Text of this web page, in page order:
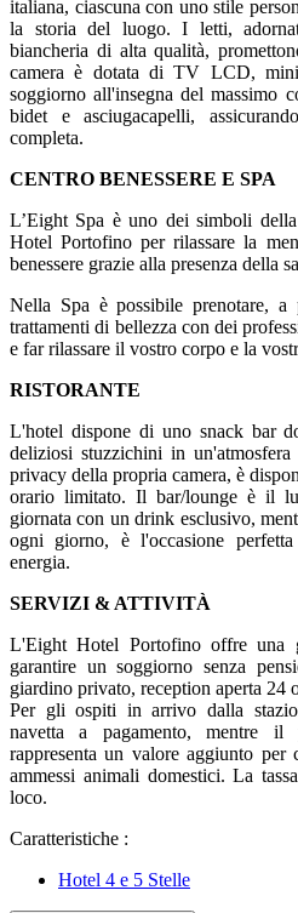
italiana, ciascuna con uno stile
la storia del luogo. I letti,
biancheria di alta qualità,
camera è dotata di TV LCD,
soggiorno all'insegna del massimo
bidet e asciugacapelli,
completa.
CENTRO BENESSERE E SPA
L’Eight Spa è uno dei simboli
Hotel Portofino per rilassare la
benessere grazie alla presenza della
Nella Spa è possibile prenotare, a
trattamenti di bellezza con dei
e far rilassare il vostro corpo e la
RISTORANTE
L'hotel dispone di uno snack bar
deliziosi stuzzichini in
privacy della propria camera, è
orario limitato. Il bar/lounge è il
giornata con un drink esclusivo,
ogni giorno, è l'occasione
energia.
SERVIZI & ATTIVITÀ
L'Eight Hotel Portofino offre una
garantire un soggiorno senza
giardino privato, reception aperta 24
Per gli ospiti in arrivo dalla
navetta a pagamento, mentre
rappresenta un valore aggiunto
ammessi animali domestici. La
loco.
Caratteristiche :
Hotel 4 e 5 Stelle